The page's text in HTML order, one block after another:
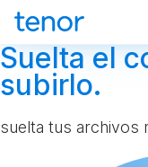
Suelta el
subirlo.
suelta tus archivos